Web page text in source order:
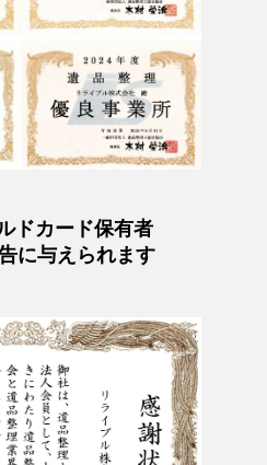
ドカード保有者
に与えられます